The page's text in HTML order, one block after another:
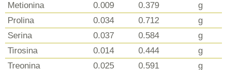
Metionina
0.009 0.379
g
Prolina
0.034 0.712
g
Serina
0.037 0.584
g
Tirosina
0.014 0.444
g
Treonina
0.025 0.591
g